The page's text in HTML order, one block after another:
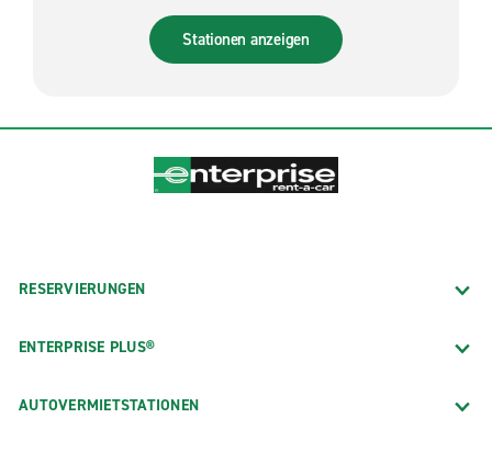
Stationen anzeigen
RESERVIERUNGEN
ENTERPRISE PLUS®
AUTOVERMIETSTATIONEN